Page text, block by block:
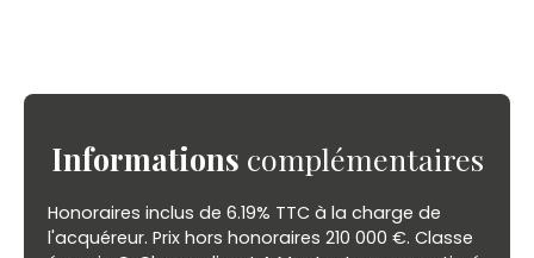
Informations complémentaires
Honoraires inclus de 6.19% TTC à la charge de
l'acquéreur. Prix hors honoraires 210 000 €. Classe